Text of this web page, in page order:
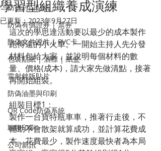
​防拆封口貼紙
防偽有價證券 | 票券
防偽文件證件 | PVC卡
包裝貼紙 | 酒標 | 紙盒
雷射銘版貼片
防偽油墨與印刷
QR Code防偽系統
聊聊印刷
公司新訊
學習型組織養成演練
已更新：2023年9月27日
這次的學思達活動要以最少的成本製作
跑得遠的小火車。一開始主持人先分發
材料包給大家，並說明每個材料的數
量、價格(成本)，請大家先做清點，接著
再開始組裝。
組裝目標1：
製作一台寶特瓶車車，推著行走後，不
輔助不會散架就算成功，並計算花費成
本，花費最少，製作速度最快者為本局